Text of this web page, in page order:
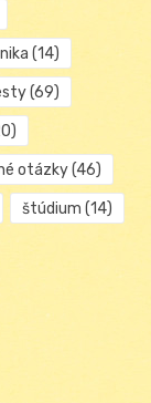
(14)
(69)
otázky(46)
štúdium (14)